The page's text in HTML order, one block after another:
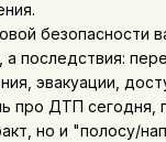
безопасности
а последствия:
эвакуации,
про ДТП сегодня,
но и "полосу/